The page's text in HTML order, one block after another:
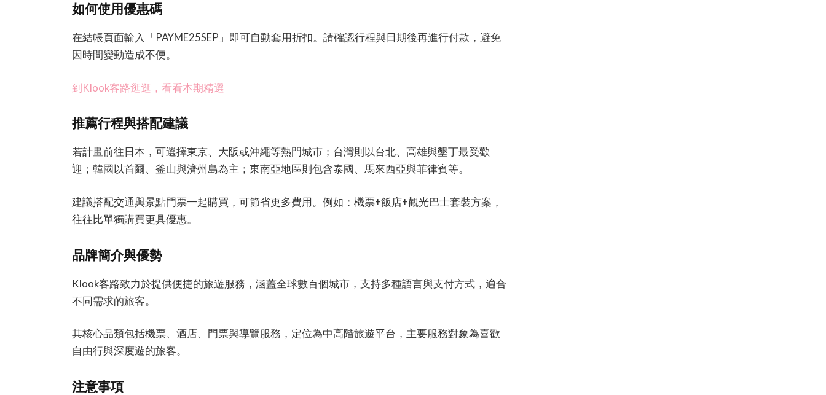
如何使用優惠碼
在結帳頁面輸入「PAYME25SEP」即可自動套用折扣。請確認行程與日期後再進行付款，避免
因時間變動造成不便。
到Klook客路逛逛，看看本期精選
推薦行程與搭配建議
若計畫前往日本，可選擇東京、大阪或沖繩等熱門城市；台灣則以台北、高雄與墾丁最受歡
迎；韓國以首爾、釜山與濟州島為主；東南亞地區則包含泰國、馬來西亞與菲律賓等。
建議搭配交通與景點門票一起購買，可節省更多費用。例如：機票+飯店+觀光巴士套裝方案，
往往比單獨購買更具優惠。
品牌簡介與優勢
Klook客路致力於提供便捷的旅遊服務，涵蓋全球數百個城市，支持多種語言與支付方式，適合
不同需求的旅客。
其核心品類包括機票、酒店、門票與導覽服務，定位為中高階旅遊平台，主要服務對象為喜歡
自由行與深度遊的旅客。
注意事項